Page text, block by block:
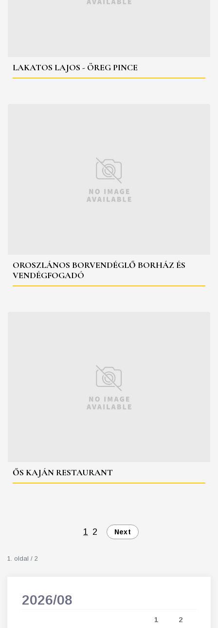
LAKATOS LAJOS - ÖREG PINCE
OROSZLÁNOS BORVENDÉGLŐ BORHÁZ ÉS
VENDÉGFOGADÓ
ŐS KAJÁN RESTAURANT
1 2 Next
1. oldal / 2
2026/08
1 2